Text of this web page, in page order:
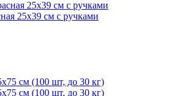
25х39 см с ручками